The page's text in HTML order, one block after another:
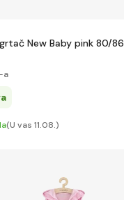
New Baby pink 80/86
a
(U vas 11.08.)